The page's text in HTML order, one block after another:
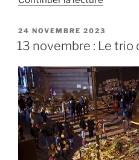
facile
de
se
faire
sauter…
PUBLIÉ
LE
24 NOVEMBRE 2023
13 novembre : Le trio